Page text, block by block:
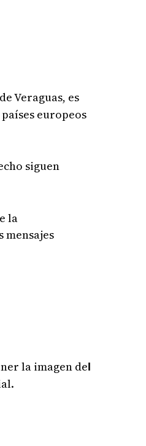
Veraguas, es
europeos
siguen
la
mensajes
la imagen del